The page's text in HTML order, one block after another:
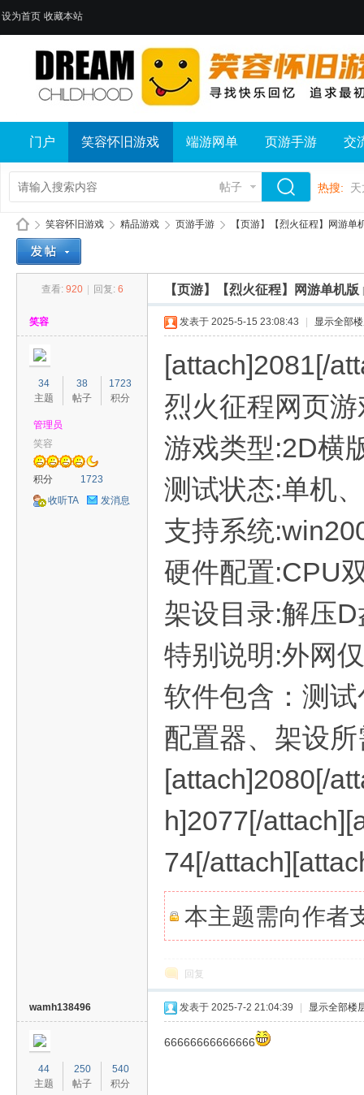
设为首页 收藏本站
门户 笑容怀旧游戏 端游网单 页游手游 交
帖子 热搜:
笑容怀旧游戏
›
精品游戏 页游手游 【页游】【烈火征程】网游单
查看: 920 回复: 6 【页游】【烈火征程】网游单机版
笑容
34
主题
38
帖子
1723
积分
管理员
笑容
积分
1723
收听TA
发消息
发表于 2025-5-15 23:08:43 显示全部
[attach]2081[/
烈火征程网页
游戏类型:2D横
测试状态:单机
支持系统
硬件配置:CPU
架设目录:解压
特别说明:外网
软件包含：测
配置器、架设
[attach]2080[/
h]2077[/
74[/
本主题需向作者
回复
wamh138496
44
主题
250
帖子
540
积分
发表于 2025-7-2 21:04:39 显示全部楼
66666666666666